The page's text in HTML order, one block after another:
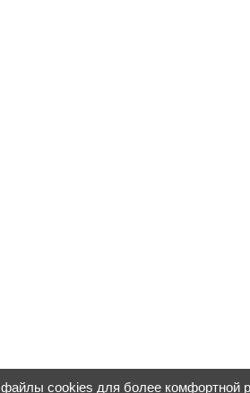
файлы cookies для более комфортной